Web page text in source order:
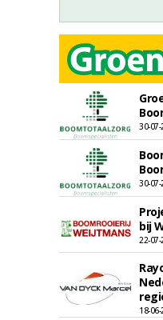
30-
30-
bij
22-
18-